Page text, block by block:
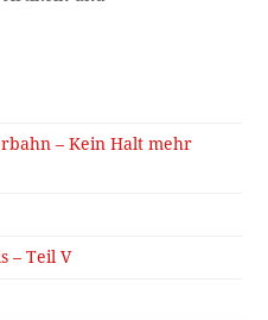
– Kein Halt mehr
– Teil V